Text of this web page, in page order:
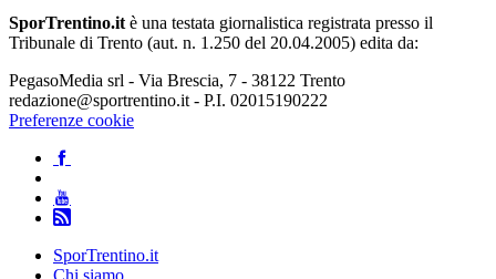
SporTrentino.it è una testata giornalistica registrata presso il
Tribunale di Trento (aut. n. 1.250 del 20.04.2005) edita da:
PegasoMedia srl - Via Brescia, 7 - 38122 Trento
redazione@sportrentino.it - P.I. 02015190222
Preferenze cookie
SporTrentino.it
Chi siamo